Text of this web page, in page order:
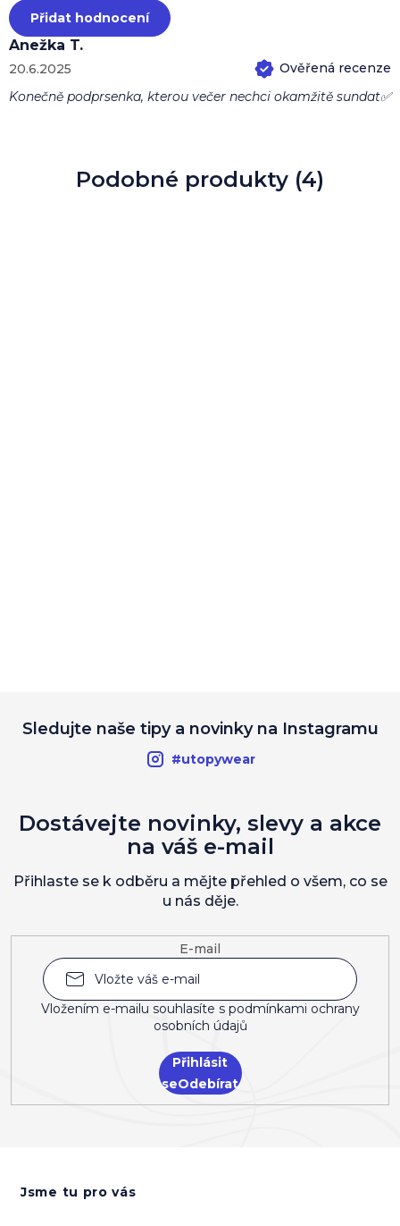
Podobné produkty (4)
Přidat hodnocení
Anežka T.
Hodnocení produktu je 5 z 5 hvězdiček.
20.6.2025
Konečně podprsenka, kterou večer nechci okamžitě sundat✅
Sledujte naše tipy a novinky na Instagramu
#utopywear
E-mail
Vložením e-mailu souhlasíte s podmínkami ochrany
osobních údajů
Přihlásit
se
Dostávejte novinky, slevy a akce
na váš e-mail
Přihlaste se k odběru a mějte přehled o všem, co se
u nás děje.
Jsme tu pro vás